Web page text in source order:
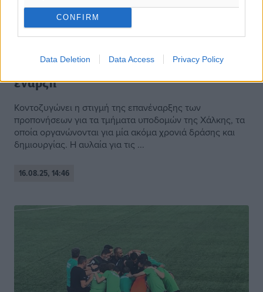
CONFIRM
Data Deletion Data Access Privacy Policy
Ακαδημία Χάλκης: Αρχίζουν οι
εγγραφές, στις 25 Αυγούστου η
έναρξη
Κοντοζυγώνει η στιγμή της επανέναρξης των
προπονήσεων για τα τμήματα υποδομών της Χάλκης, τα
οποία οργανώνονται για μία ακόμα χρονιά δράσης και
δημιουργίας. Η αυλαία για τις ...
16.08.25, 14:46